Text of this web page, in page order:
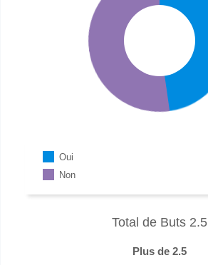
Oui
Non
Total de Buts 2.5
Plus de 2.5